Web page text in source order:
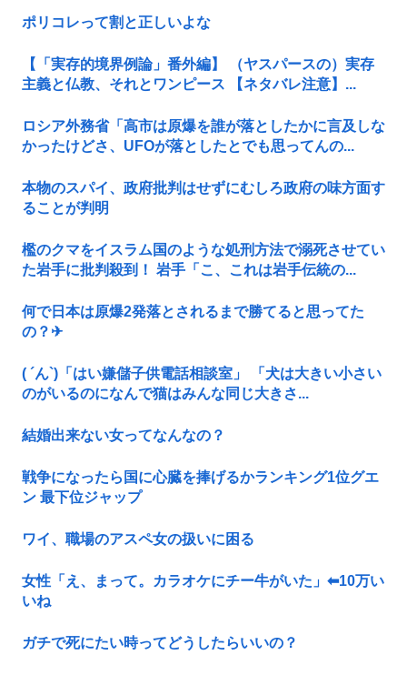
ポリコレって割と正しいよな
【「実存的境界例論」番外編】 （ヤスパースの）実存
主義と仏教、それとワンピース 【ネタバレ注意】...
ロシア外務省「高市は原爆を誰が落としたかに言及しな
かったけどさ、UFOが落としたとでも思ってんの...
本物のスパイ、政府批判はせずにむしろ政府の味方面す
ることが判明
檻のクマをイスラム国のような処刑方法で溺死させてい
た岩手に批判殺到！ 岩手「こ、これは岩手伝統の...
何で日本は原爆2発落とされるまで勝てると思ってた
の？‎✈
( ´ん`)「はい嫌儲子供電話相談室」 「犬は大きい小さい
のがいるのになんで猫はみんな同じ大きさ...
結婚出来ない女ってなんなの？
戦争になったら国に心臓を捧げるかランキング1位グエ
ン 最下位ジャップ
ワイ、職場のアスペ女の扱いに困る
女性「え、まって。カラオケにチー牛がいた」⬅10万い
いね
ガチで死にたい時ってどうしたらいいの？